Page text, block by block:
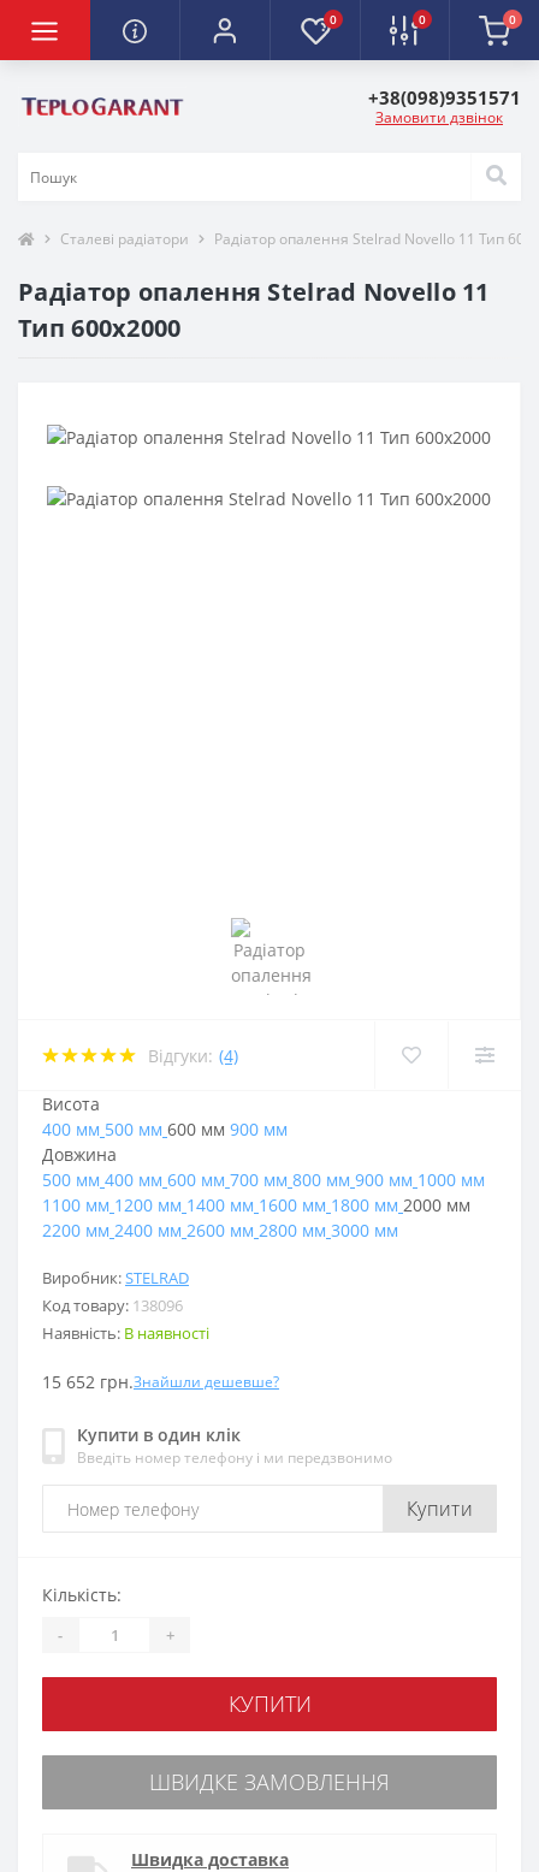
0 0 0
+38(098)9351571
Замовити дзвінок
Сталеві радіатори Радіатор опалення Stelrad Novello 11 Тип
Радіатор опалення Stelrad Novello 11
Тип 600х2000
Відгуки: (4)
Виробник:STELRAD
Код товару: 138096
Наявність: В наявності
15 652 грн.Знайшли дешевше?
Купити в один клік
Введіть номер телефону і ми передзвонимо
Купити
Висота
400 мм 500 мм 600 мм 900 мм
Довжина
500 мм 400 мм 600 мм 700 мм 800 мм 900 мм 1000 мм
1100 мм 1200 мм 1400 мм 1600 мм 1800 мм 2000 мм
2200 мм 2400 мм 2600 мм 2800 мм 3000 мм
Кількість:
- +
КУПИТИ
ШВИДКЕ ЗАМОВЛЕННЯ
Швидка доставка